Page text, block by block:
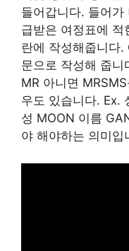
들어갑니다. 들어
급받은 여정표에
란에 작성해줍니다
문으로 작성해 줍니
MR 아니면
우도 있습니다. Ex.
성 MOON 이름
야 해야하는 의미입